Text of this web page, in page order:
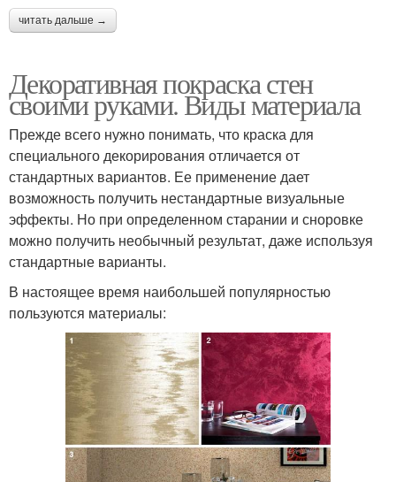
читать дальше →
Декоративная покраска стен
своими руками. Виды материала
Прежде всего нужно понимать, что краска для
специального декорирования отличается от
стандартных вариантов. Ее применение дает
возможность получить нестандартные визуальные
эффекты. Но при определенном старании и сноровке
можно получить необычный результат, даже используя
стандартные варианты.
В настоящее время наибольшей популярностью
пользуются материалы: